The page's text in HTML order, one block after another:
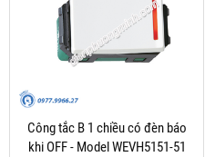
Công tắc B 1 chiều có đèn báo
khi OFF - Model WEVH5151-51